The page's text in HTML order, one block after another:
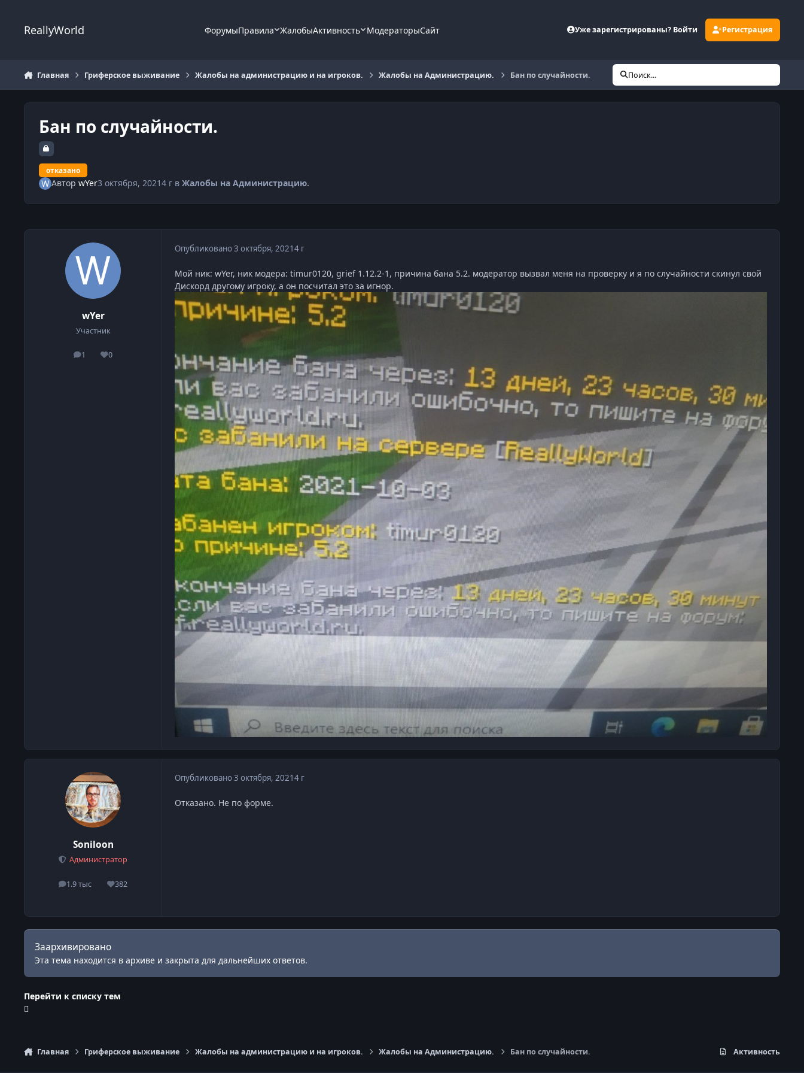
ReallyWorld ФорумыПравила ЖалобыАктивность МодераторыСайт Уже зарегистрированы? Войти Регистрация
Главная Гриферское выживание Жалобы на администрацию и на игроков. Жалобы на Администрацию. Бан по случайности. Поиск...
Бан по случайности.
отказано
Автор wYer3 октября, 20214 гв Жалобы на Администрацию.
wYer
Участник
1
сообщения
0
Репутация
Опубликовано3 октября, 20214 г
Мой ник: wYer, ник модера: timur0120, grief 1.12.2-1, причина бана 5.2. модератор вызвал меня на проверку и я по случайности скинул свой
Дискорд другому игроку, а он посчитал это за игнор.
Soniloon
Администратор
1.9 тыс
сообщения382
Репутация
Опубликовано3 октября, 20214 г
Отказано. Не по форме.
Заархивировано
Эта тема находится в архиве и закрыта для дальнейших ответов.
Перейти к списку тем
Главная Гриферское выживание Жалобы на администрацию и на игроков. Жалобы на Администрацию. Бан по случайности. Активность